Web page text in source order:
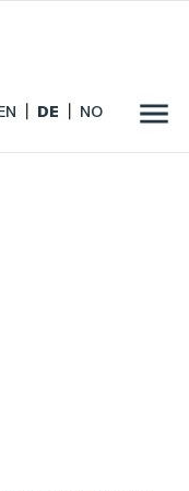
EN DE NO